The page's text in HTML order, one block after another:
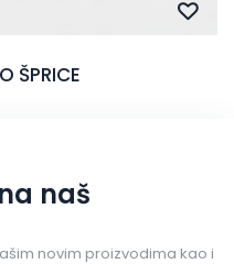
ŠPRICE
naš
novim proizvodima kao i